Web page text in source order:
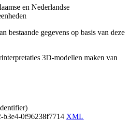
en Nederlandse
bestaande gegevens op basis van deze
3D-modellen maken van
b3e4-0f96238f7714 XML